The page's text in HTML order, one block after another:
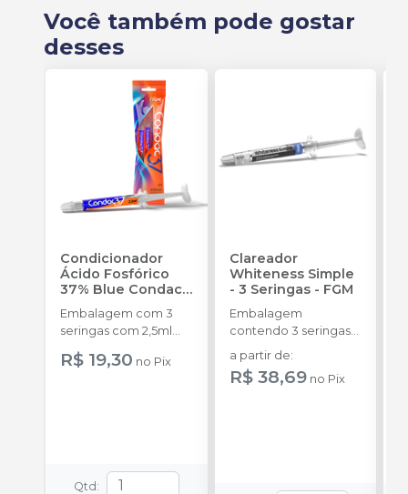
Você também pode gostar
desses
Condicionador
Ácido Fosfórico
37% Blue Condac-
FGM
Embalagem com 3
seringas com 2,5ml
cada uma e 3
ponteiras para
R$ 19,30 no Pix
Qtd :
Clareador
Whiteness Simple
- 3 Seringas- FGM
Embalagem
contendo 3 seringas
com 3g de gel cada
uma.
a partir de:
R$ 38,69 no Pix